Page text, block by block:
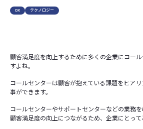
DX テクノロジー
顧客満足度を向上するために多くの企業にコー
すよね。
コールセンターは顧客が抱えている課題をヒア
事ができます。
コールセンターやサポートセンターなどの業務を
顧客満足度の向上につながるため、企業にとって